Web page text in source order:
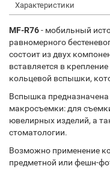
Характеристики
MF-R76- мобильный
равномерного
состоит из двух
вставляется в
кольцевой вспышки,
Вспышка предназначена
макросъемки: для
ювелирных изделий, а
стоматологии.
Возможно применение
предметной или фешн-